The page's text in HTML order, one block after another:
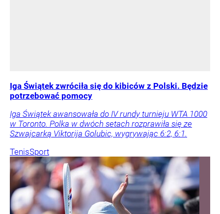
Iga Świątek zwróciła się do kibiców z Polski. Będzie
potrzebować pomocy
Iga Świątek awansowała do IV rundy turnieju WTA 1000
w Toronto. Polka w dwóch setach rozprawiła się ze
Szwajcarką Viktorija Golubic, wygrywając 6:2, 6:1.
TenisSport